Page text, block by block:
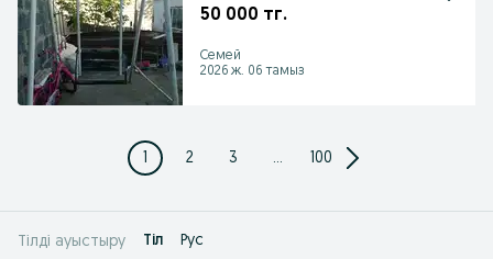
50 000 тг.
Семей
2026 ж. 06 тамыз
1 2 3 ... 100
Тілді ауыстыру Tіл Рус